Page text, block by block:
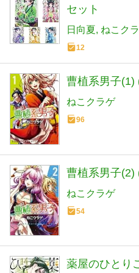
セット
日向夏 ねこク
12
曹植系男子(1)
ねこクラゲ
96
曹植系男子(2)
ねこクラゲ
54
薬屋のひと